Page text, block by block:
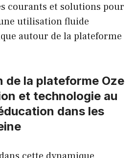
courants et solutions pour
utilisation fluide
autour de la plateforme
de la plateforme Oze
et technologie au
dans les